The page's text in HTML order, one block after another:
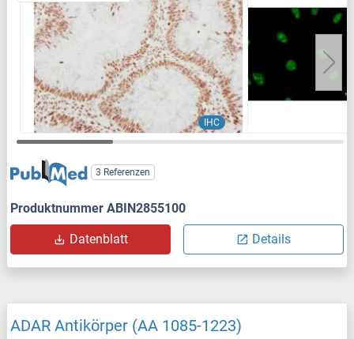
IHC
3 Referenzen
Produktnummer ABIN2855100
Datenblatt Details
ADAR Antikörper (AA 1085-1223)